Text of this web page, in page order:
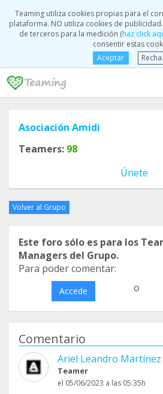
Teaming utiliza cookies propias para el
plataforma. NO utiliza cookies de
de terceros para la medición (haz click
consentir estas
Aceptar
Asociación Amidi
Teamers: 98
Únete
Volver al Grupo
Este foro sólo es para los
Managers del Grupo.
Para poder comentar:
Accede o
Comentario
Ariel Leandro Martínez
Teamer
el 05/06/2023 a las 05:35h